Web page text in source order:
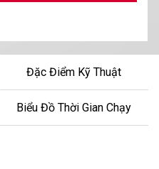
Đặc Điểm Kỹ Thuật
Biểu Đồ Thời Gian Chạy